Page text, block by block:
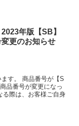
2023年版【SB】
更のお知らせ
す。 商品番号が【S
品番号が変更になっ
る際は、お客様ご自身